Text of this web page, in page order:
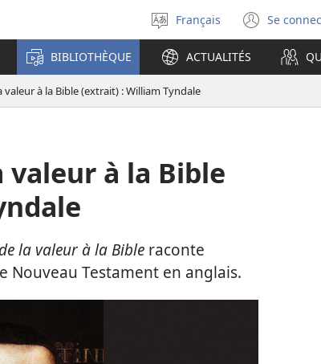
Sélectionner
la
langue
Français Se
une
BIBLIOTHÈQUE ACTUALITÉS
à la Bible (extrait) : William Tyndale
à la Bible
la valeur à la Bible raconte
Testament en anglais.